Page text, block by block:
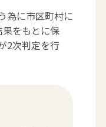
為に市区町村に
をもとに保
2次判定を行